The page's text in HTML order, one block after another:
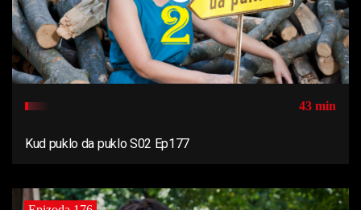
43 min
Kud puklo da puklo S02 Ep177